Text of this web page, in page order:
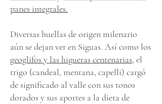
panes integrales.
Diversas huellas de origen milenario
aún se dejan ver en Siguas. Así como los
geoglifos y las higueras centenarias, el
trigo (candeal, mentana, capelli) cargó
de significado al valle con sus tonos
dorados y sus aportes a la dieta de